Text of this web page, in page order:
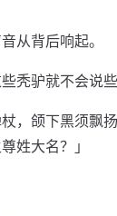
从背后响起。
秃驴就不会说些
，颌下黑须飘
姓大名？」